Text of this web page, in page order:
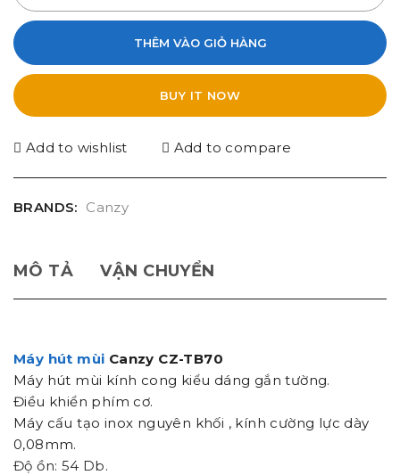
THÊM VÀO GIỎ HÀNG
BUY IT NOW
Add to wishlist Add to compare
BRANDS: Canzy
MÔ TẢ VẬN CHUYỂN
Máy hút mùi Canzy CZ-TB70
Máy hút mùi kính cong kiểu dáng gắn tường.
Điều khiển phím cơ.
Máy cấu tạo inox nguyên khối , kính cường lực dày
0,08mm.
Độ ồn: 54 Db.